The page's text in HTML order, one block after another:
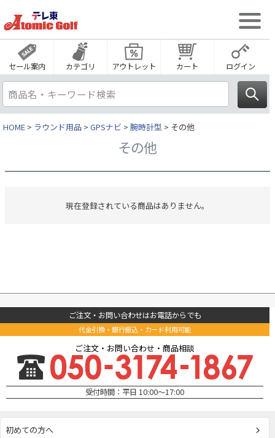
セール案内 カテゴリ アウトレット カート ログイン
HOME ラウンド用品 GPSナビ 腕時計型 その他
その他
現在登録されている商品はありません。
ご注文・お問い合わせはお電話からでも
代金引換・銀行振込・カード利用可能
ご注文・お問い合わせ・商品相談
受付時間：平日 10:00～17:00
初めての方へ